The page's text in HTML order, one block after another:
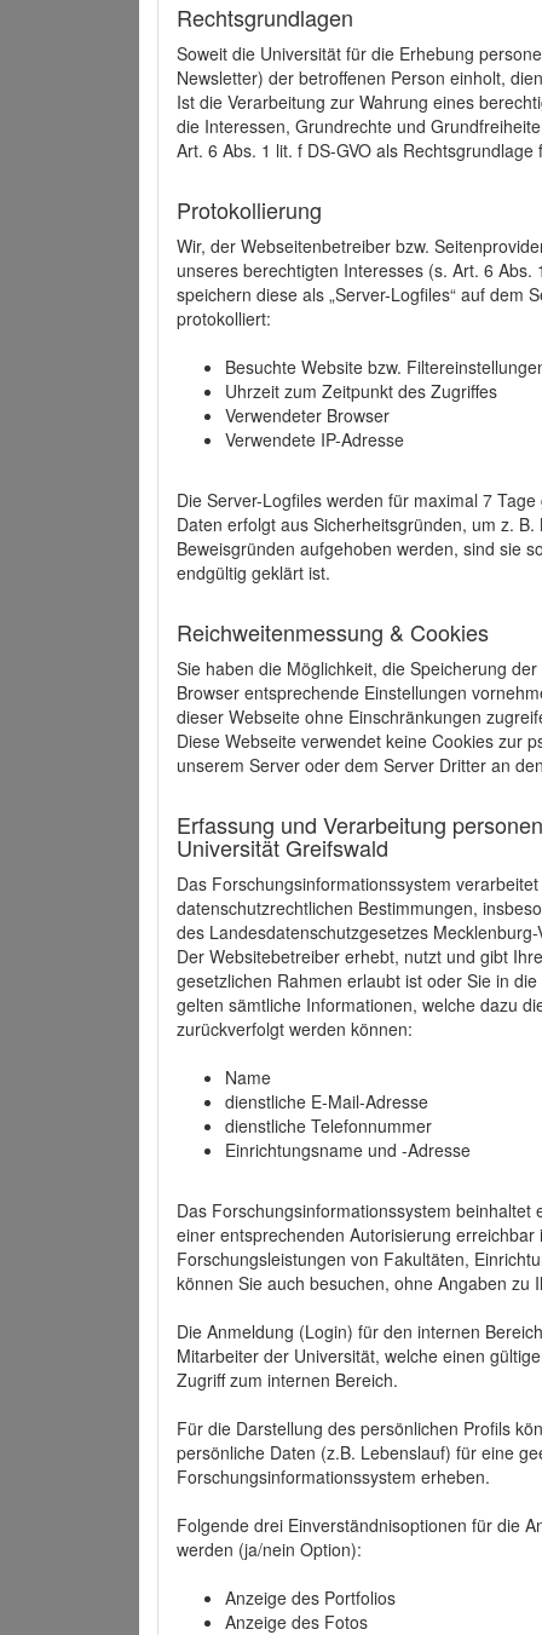
Rechtsgrundlagen
Soweit die Universität für die Erhebung
Newsletter) der betroffenen Person einholt,
Ist die Verarbeitung zur Wahrung eines
die Interessen, Grundrechte und
Art. 6 Abs. 1 lit. f DS-GVO als
Protokollierung
Wir, der Webseitenbetreiber bzw.
unseres berechtigten Interesses (s. Art. 6
speichern diese als „Server-Logfiles“ auf dem
protokolliert:
Besuchte Website bzw.
Uhrzeit zum Zeitpunkt des Zugriffes
Verwendeter Browser
Verwendete IP-Adresse
Die Server-Logfiles werden für maximal 7
Daten erfolgt aus Sicherheitsgründen, um z.
Beweisgründen aufgehoben werden, sind sie
endgültig geklärt ist.
Reichweitenmessung & Cookies
Sie haben die Möglichkeit, die Speicherung
Browser entsprechende Einstellungen
dieser Webseite ohne Einschränkungen
Diese Webseite verwendet keine Cookies zur
unserem Server oder dem Server Dritter an
Erfassung und Verarbeitung
Universität Greifswald
Das Forschungsinformationssystem
datenschutzrechtlichen Bestimmungen,
des Landesdatenschutzgesetzes
Der Websitebetreiber erhebt, nutzt und gibt
gesetzlichen Rahmen erlaubt ist oder Sie in
gelten sämtliche Informationen, welche dazu
zurückverfolgt werden können:
Name
dienstliche E-Mail-Adresse
dienstliche Telefonnummer
Einrichtungsname und -Adresse
Das Forschungsinformationssystem beinhaltet
einer entsprechenden Autorisierung
Forschungsleistungen von Fakultäten,
können Sie auch besuchen, ohne Angaben zu
Die Anmeldung (Login) für den internen
Mitarbeiter der Universität, welche einen
Zugriff zum internen Bereich.
Für die Darstellung des persönlichen Profils
persönliche Daten (z.B. Lebenslauf) für eine
Forschungsinformationssystem erheben.
Folgende drei Einverständnisoptionen für die
werden (ja/nein Option):
Anzeige des Portfolios
Anzeige des Fotos